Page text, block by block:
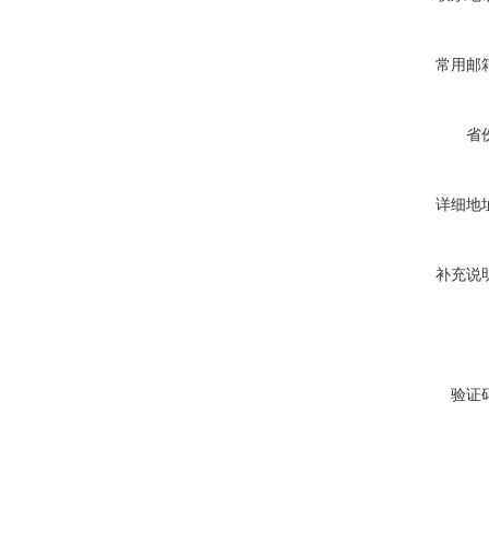
常用邮
省
详细地
补充说
验证